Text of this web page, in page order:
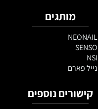
מותגים
NEONAIL
SENSO
NSI
נייל פארם
קישורים נוספים